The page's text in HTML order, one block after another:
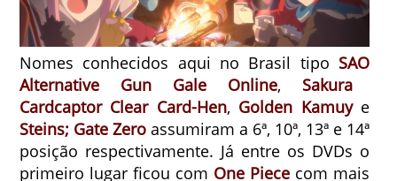
Nomes conhecidos aqui no Brasil tipo SAO
Alternative Gun Gale Online, Sakura
Cardcaptor Clear Card-Hen, Golden Kamuye
Steins; Gate Zero assumiram a 6ª, 10ª, 13ª e 14ª
posição respectivamente. Já entre os DVDs o
primeiro lugar ficou com One Piece com mais